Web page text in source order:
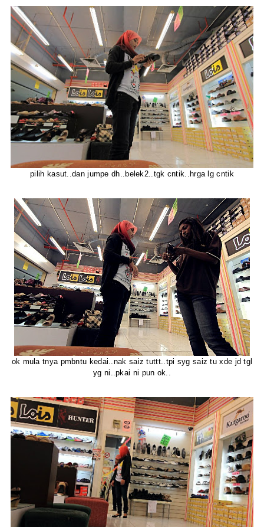
pilih kasut..dan jumpe dh..belek2..tgk cntik..hrga lg cntik
ok mula tnya pmbntu kedai..nak saiz tuttt..tpi syg saiz tu xde jd tgl
yg ni..pkai ni pun ok..